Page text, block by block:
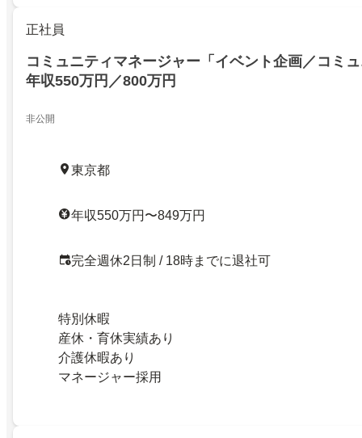
正社員
コミュニティマネージャー「イベント企画／コミ
年収550万円／800万円
非公開
東京都
年収550万円〜849万円
完全週休2日制 / 18時までに退社可
特別休暇
産休・育休実績あり
介護休暇あり
マネージャー採用